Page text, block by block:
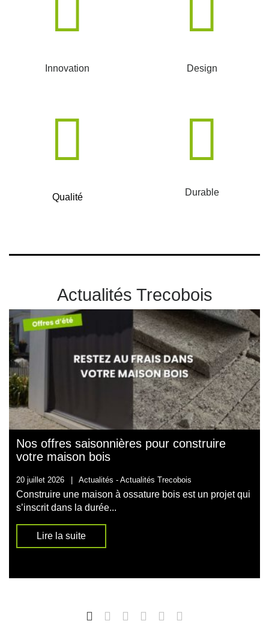
Innovation Design
Qualité Durable
Actualités Trecobois
Nos offres saisonnières pour construire
votre maison bois
20 juillet 2026 | Actualités - Actualités Trecobois
Construire une maison à ossature bois est un projet qui
s’inscrit dans la durée...
Lire la suite